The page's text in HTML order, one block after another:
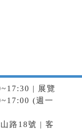
| 展覽
(週一
路18號 | 客